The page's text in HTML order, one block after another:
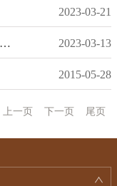
2023-03-21
马晓 | 坡地洞穴式与地穴式建筑探析*——以岱海老虎山文化房址为例 2023-03-13
2015-05-28
上一页 下一页 尾页